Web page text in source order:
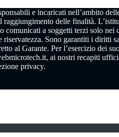
e incaricati nell’ambito
delle finalità.
a soggetti terzi solo nei
Sono garantiti i diritti
al Garante. Per l’esercizio dei
ai nostri recapiti
privacy.